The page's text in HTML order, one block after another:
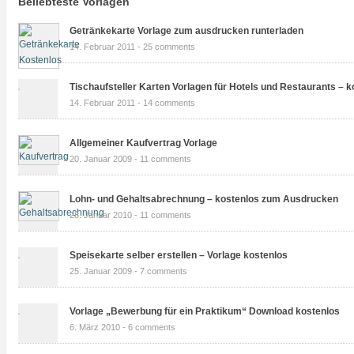
Getränkekarte Vorlage zum ausdrucken runterladen
14. Februar 2011 - 25 comments
Tischaufsteller Karten Vorlagen für Hotels und Restaurants –
14. Februar 2011 - 14 comments
Allgemeiner Kaufvertrag Vorlage
20. Januar 2009 - 11 comments
Lohn- und Gehaltsabrechnung – kostenlos zum Ausdrucken
28. Januar 2010 - 11 comments
Speisekarte selber erstellen – Vorlage kostenlos
25. Januar 2009 - 7 comments
Vorlage „Bewerbung für ein Praktikum“ Download kostenlos
6. März 2010 - 6 comments